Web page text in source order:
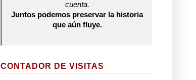
cuenta.
Juntos podemos preservar la historia
que aún fluye.
CONTADOR DE VISITAS